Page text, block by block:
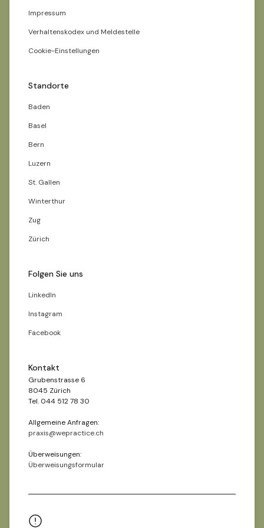
Impressum
Verhaltenskodex und Meldestelle
Cookie-Einstellungen
Standorte
Baden
Basel
Bern
Luzern
St. Gallen
Winterthur
Zug
Zürich
Folgen Sie uns
LinkedIn
Instagram
Facebook
Kontakt
Grubenstrasse 6
8045 Zürich
Tel. 044 512 78 30
Allgemeine Anfragen:
praxis@wepractice.ch
Überweisungen:
Überweisungsformular